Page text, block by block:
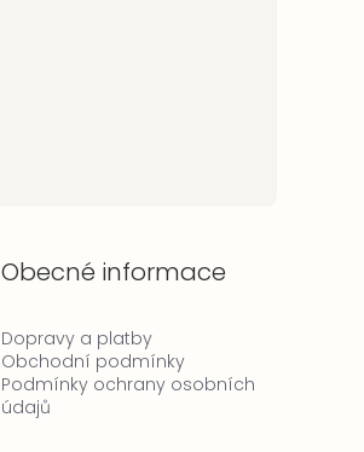
Obecné informace
Dopravy a platby
Obchodní podmínky
Podmínky ochrany osobních
údajů